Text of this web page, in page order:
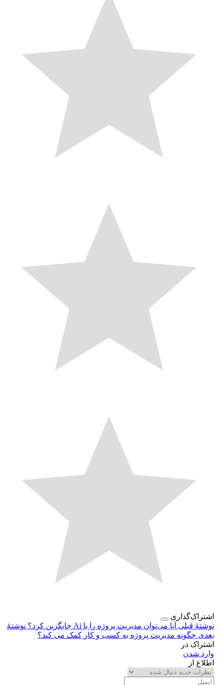
قبلی آیا می‌توان مدیریت پروژه را با Ai جایگزین کرد؟
نوشتهٔ
چگونه مدیریت پروژه به کسب و کار کمک می کند؟
در
شدن
از